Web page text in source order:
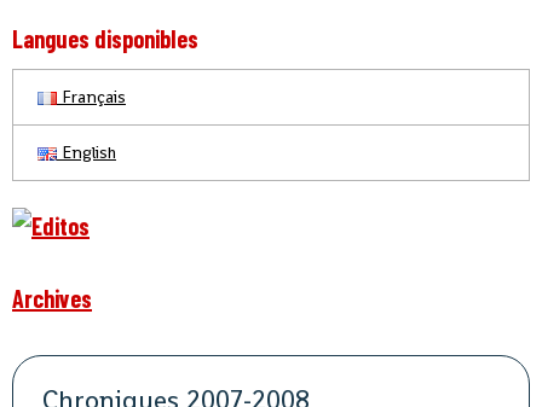
Langues disponibles
Français
English
Archives